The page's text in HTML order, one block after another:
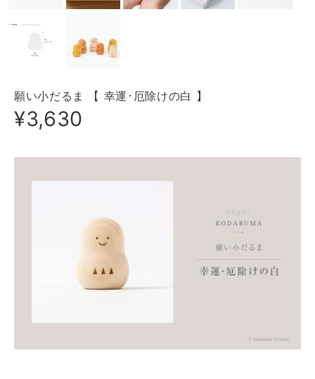
願い小だるま 【 幸運･厄除けの白 】
¥3,630